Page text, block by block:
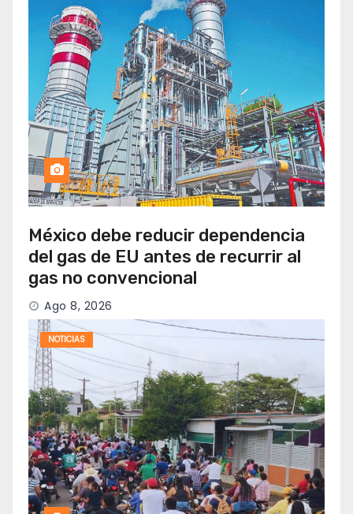
México debe reducir dependencia
del gas de EU antes de recurrir al
gas no convencional
Ago 8, 2026
NOTICIAS